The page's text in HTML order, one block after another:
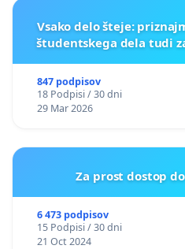
Vsako delo šteje:
študentskega dela tudi
847 podpisov
18 Podpisi / 30 dni
29 Mar 2026
Za prost dostop
6 473 podpisov
15 Podpisi / 30 dni
21 Oct 2024